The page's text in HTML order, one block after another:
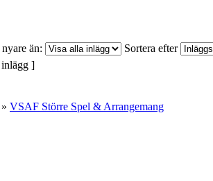
än:
Sortera efter
]
» VSAF Större Spel & Arrangemang